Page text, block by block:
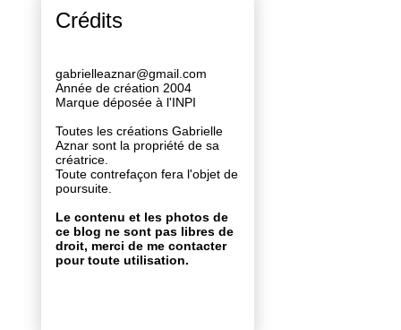
Crédits
gabrielleaznar@gmail.com
Année de création 2004
Marque déposée à l'INPI
Toutes les créations Gabrielle
Aznar sont la propriété de sa
créatrice.
Toute contrefaçon fera l'objet de
poursuite.
Le contenu et les photos de
ce blog ne sont pas libres de
droit, merci de me contacter
pour toute utilisation.